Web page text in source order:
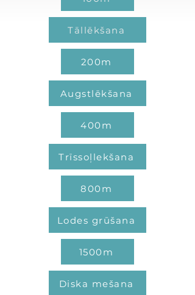
Tāllēkšana
200m
Augstlēkšana
400m
Trīssoļlekšana
800m
Lodes grūšana
1500m
Diska mešana